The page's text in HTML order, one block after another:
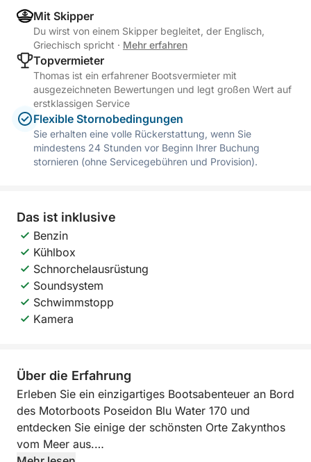
Mit Skipper
Du wirst von einem Skipper begleitet, der Englisch,
Griechisch spricht · Mehr erfahren
Topvermieter
Thomas ist ein erfahrener Bootsvermieter mit
ausgezeichneten Bewertungen und legt großen Wert auf
erstklassigen Service
Flexible Stornobedingungen
Sie erhalten eine volle Rückerstattung, wenn Sie
mindestens 24 Stunden vor Beginn Ihrer Buchung
stornieren (ohne Servicegebühren und Provision).
Das ist inklusive
Benzin
Kühlbox
Schnorchelausrüstung
Soundsystem
Schwimmstopp
Kamera
Über die Erfahrung
Erleben Sie ein einzigartiges Bootsabenteuer an Bord
des Motorboots Poseidon Blu Water 170 und
entdecken Sie einige der schönsten Orte Zakynthos
vom Meer aus.